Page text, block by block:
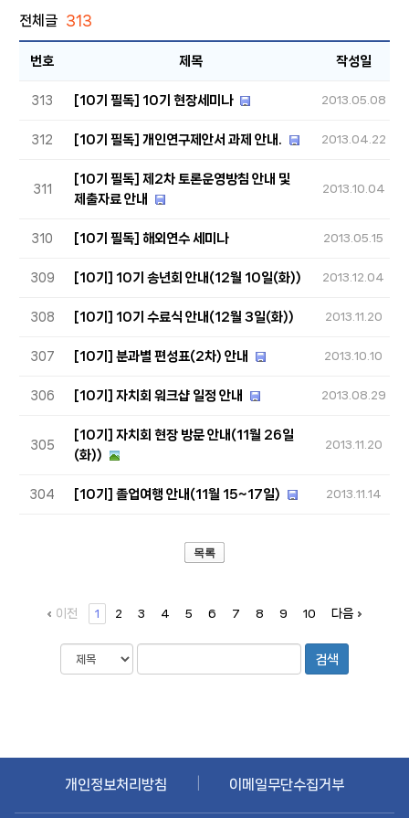
전체글 313
번호 제목 작성일
313 [10기 필독] 10기 현장세미나 2013.05.08
312 [10기 필독] 개인연구제안서 과제 안내. 2013.04.22
311
[10기 필독] 제2차 토론운영방침 안내 및
제출자료 안내
2013.10.04
310 [10기 필독] 해외연수 세미나 2013.05.15
309 [10기] 10기 송년회 안내(12월 10일(화)) 2013.12.04
308 [10기] 10기 수료식 안내(12월 3일(화)) 2013.11.20
307 [10기] 분과별 편성표(2차) 안내 2013.10.10
306 [10기] 자치회 워크샵 일정 안내 2013.08.29
305
[10기] 자치회 현장 방문 안내(11월 26일
(화))
2013.11.20
304 [10기] 졸업여행 안내(11월 15~17일) 2013.11.14
목록
이전 1 2 3 4 5 6 7 8 9 10 다음
개인정보처리방침 이메일무단수집거부